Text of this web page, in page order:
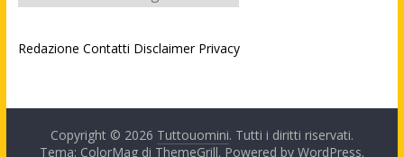
Redazione Contatti Disclaimer Privacy
Copyright © 2026 Tuttouomini. Tutti i diritti riservati.
Tema: ColorMag di ThemeGrill. Powered by WordPress.